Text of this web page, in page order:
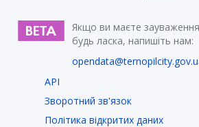
Якщо ви маєте
будь ласка, напишіть нам:
API
Зворотний зв'язок
Політика відкритих даних